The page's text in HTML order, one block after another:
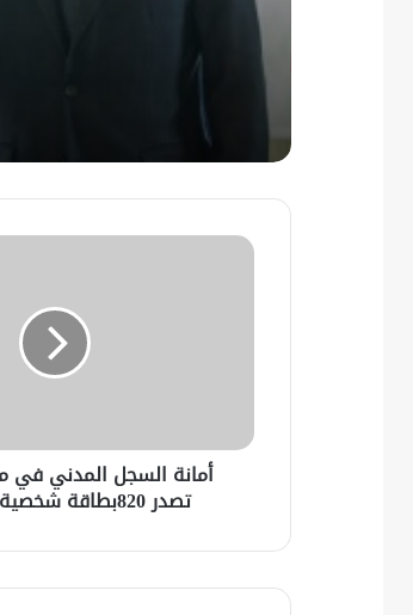
أمانة السجل المدني في
تصدر 820بطاقة شخصية حتى الأن